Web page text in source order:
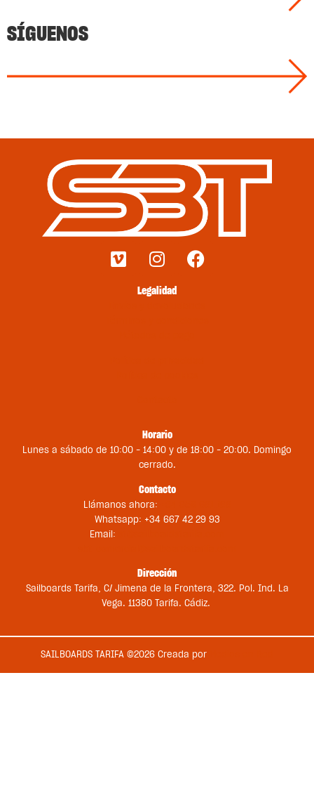
SÍGUENOS
Legalidad
Horario
Lunes a sábado de 10:00 – 14:00 y de 18:00 – 20:00. Domingo
cerrado.
Contacto
Llámanos ahora:
Whatsapp: +34 667 42 29 93
Email:
Dirección
Sailboards Tarifa, C/ Jimena de la Frontera, 322. Pol. Ind. La
Vega. 11380 Tarifa. Cádiz.
SAILBOARDS TARIFA ©2026 Creada por